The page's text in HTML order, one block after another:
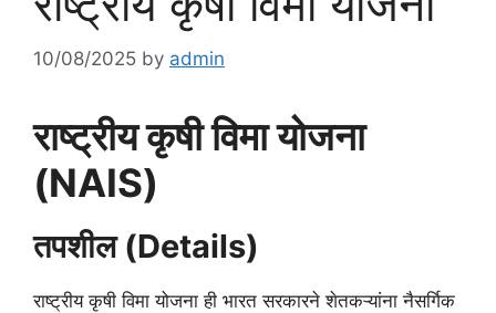
10/08/2025 by admin
राष्ट्रीय कृषी विमा योजना
(NAIS)
तपशील (Details)
राष्ट्रीय कृषी विमा योजना ही भारत सरकारने शेतकऱ्यांना नैसर्गिक